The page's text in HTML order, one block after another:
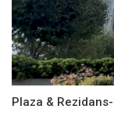
Plaza &